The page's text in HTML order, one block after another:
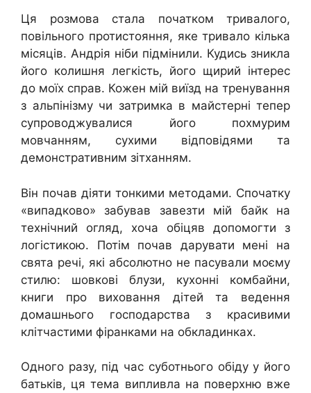
Ця розмова стала початком тривалого,
повільного протистояння, яке тривало кілька
місяців. Андрія ніби підмінили. Кудись зникла
його колишня легкість, його щирий інтерес
до моїх справ. Кожен мій виїзд на тренування
з альпінізму чи затримка в майстерні тепер
супроводжувалися його похмурим
мовчанням, сухими відповідями та
демонстративним зітханням.
Він почав діяти тонкими методами. Спочатку
«випадково» забував завезти мій байк на
технічний огляд, хоча обіцяв допомогти з
логістикою. Потім почав дарувати мені на
свята речі, які абсолютно не пасували моєму
стилю: шовкові блузи, кухонні комбайни,
книги про виховання дітей та ведення
домашнього господарства з красивими
клітчастими фіранками на обкладинках.
Одного разу, під час суботнього обіду у його
батьків, ця тема випливла на поверхню вже